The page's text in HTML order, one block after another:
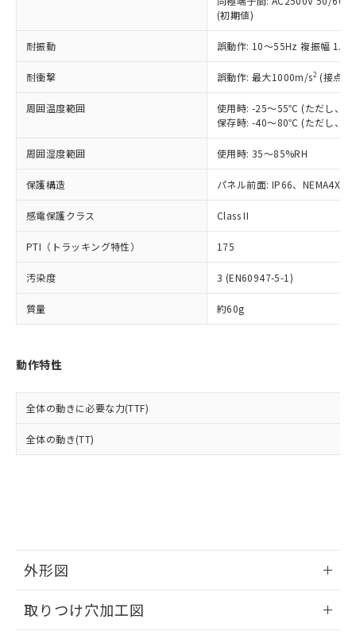
(初期値)
耐振動 誤動作: 10～55Hz 複振幅
耐衝撃 誤動作: 最大1000m/s2 (接点
周囲温度範囲
使用時: -25～55℃ (ただし、氷
保存時: -40～80℃ (ただし、氷
周囲湿度範囲 使用時: 35～85%RH
保護構造 パネル前面: IP66、NEMA4X,
感電保護クラス Class II
PTI（トラッキング特性） 175
汚染度 3 (EN60947-5-1)
質量 約60g
動作特性
全体の動きに必要な力(TTF)
全体の動き(TT)
外形図
取りつけ穴加工図
在庫状況および標準価格照会結果は、
記載している更新日時点での社内デー
タに基づき作成されるものであり、閲
覧された時点での実際の在庫および標
準価格とは異なる場合があることをご
正式な納期状況および標準価格はお客
様のお取引先、またはお客様担当のオ
ムロン制御機器販売店・当社販売員に
オムロン制御機器販売店や当社販売拠
販売ネットワーク
」をご確認
在庫状況および標準価格結果を当社の
事前の承諾なく第三者に漏洩または開
示しないようお願いします。
マイパーツ機能（部品リスト作成サー
ビス）をご利用いただくには、I-Web
メンバーズにご登録されている必要が
あります。
品・サービスに関するお客様との取
引・商談に必要な範囲で利用すること
※当社の共同利用者とは、
の共同利用に関して"
の「1.共同利
鉛(Pb) 1000ppm以下、 水銀(Hg) 1000ppm以下、 カド
類(PBB) 1000ppm以下、ポリ臭化ジフェニルエーテル類
(PBDE) 1000ppm以下、フタル酸ビス(2-エチルヘキシ
ル) (DEHP)(別名：DOP) 1000ppm以下、フタル酸ブチ
ルベンジル（BBP） 1000ppm以下、フタル酸ジブチル
（DBP） 1000ppm以下、フタル酸ジイソブチル
但し、RoHS指令で産業用監視および制御機器に対する
図的な使用がないことを確認しています。
部品在庫の切り替え状況などにより、予定
月が前後することがあります。
とができます。
EU RoHS指令（10物質）の非含有証明書
51物質の非含有証明書（当社基準）
荷製品に未対応品が混在することから備考
欄に対応日を記載しておりました。
既に当社にて対応品への在庫切替を完了
していることから、特段のことがない限
り、2022年1月12日より割愛しておりま
*中国RoHS10物質の基準値 (GB/T26572)：
Pb(鉛) :1000ppm、 Hg(水銀) : 1000ppm、 Cd(カドミウ
Cr(Ⅵ)(六価クロム) : 1000ppm、 PBBs(ポリ臭化ビフェ
ニル類) : 1000ppm、 PBDEs(ポリ臭化ジフェニルエーテ
ル類) : 1000ppm、
DBP(フタル酸ジブチル) : 1000ppm、 DIBP(フタル酸ジ
イソブチル) : 1000ppm、 BBP(フタル酸ブチルベンジ
DEHP(フタル酸ビス(2-エチルヘキシル)) : 1000ppm
「ｅ」：有害物質（10物質）のすべてが基
準値以下であることを示します。
「10」：通常の使用状況下において有害物
質が外部に漏えいし、環境に深刻な影響を
及ぼさない年数を意味します。
「－」：未確認です。当社販売部門へお問
（以下｢規制貨物等」という）を輸出
または国外への提供する場合は、日本
国政府の輸出許可(または役務取引許
可)を取得するなどの必要な手続きを
当社は規制貨物を破棄する場合は、完
全に破砕するなど、違法に輸出されな
いよう必要な手段を講じます。
当社は貴社製品を、核兵器、ミサイ
ル、化学兵器、生物兵器またはその他
武器並びにこれらの製造装置等に一切
当社は、貴社製品を第三者に販売する
場合は、上記1、2および3の内容を当
該第三者に通知します。また当社は、
販売先および販売に係わる関係者が違
法に輸出するおそれがある場合は、取
り引きをいたしません。
合意する
一定数以上の在庫あり
一定数には満たないが在庫あり
在庫なし(最新の在庫状況につ
いては、お客様のお取引先、ま
たはお客様担当のオムロン制御
機器販売店・当社販売員にご確
認ください)
受注生産機種、また在庫状況の
情報を公開していない機種